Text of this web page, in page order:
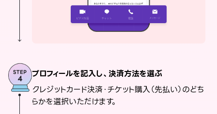
プロフィールを記入し、決済方法を選ぶ
クレジットカード決済・チケット購入（先払い）のどち
らかを選択いただけます。